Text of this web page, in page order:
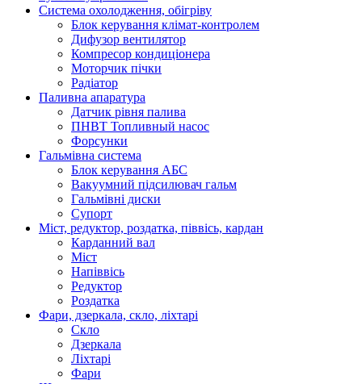
Система охолодження, обігріву
Блок керування клімат-контролем
Дифузор вентилятор
Компресор кондиціонера
Моторчик пічки
Радіатор
Паливна апаратура
Датчик рівня палива
ПНВТ Топливный насос
Форсунки
Гальмівна система
Блок керування АБС
Вакуумний підсилювач гальм
Гальмівні диски
Супорт
Міст, редуктор, роздатка, піввісь, кардан
Карданний вал
Міст
Напіввісь
Редуктор
Роздатка
Фари, дзеркала, скло, ліхтарі
Cкло
Дзеркала
Ліхтарі
Фари